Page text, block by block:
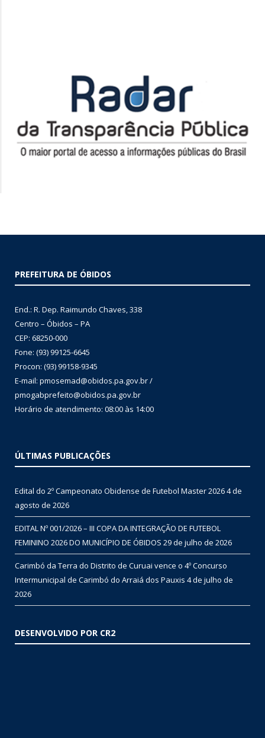
PREFEITURA DE ÓBIDOS
End.: R. Dep. Raimundo Chaves, 338
Centro – Óbidos – PA
CEP: 68250-000
Fone: (93) 99125-6645
Procon: (93) 99158-9345
E-mail: pmosemad@obidos.pa.gov.br /
pmogabprefeito@obidos.pa.gov.br
Horário de atendimento: 08:00 às 14:00
ÚLTIMAS PUBLICAÇÕES
Edital do 2º Campeonato Obidense de Futebol Master 20264 de
agosto de 2026
EDITAL Nº 001/2026 – III COPA DA INTEGRAÇÃO DE FUTEBOL
FEMININO 2026 DO MUNICÍPIO DE ÓBIDOS 29 de julho de 2026
Carimbó da Terra do Distrito de Curuai vence o 4º Concurso
Intermunicipal de Carimbó do Arraiá dos Pauxis 4 de julho de
2026
DESENVOLVIDO POR CR2